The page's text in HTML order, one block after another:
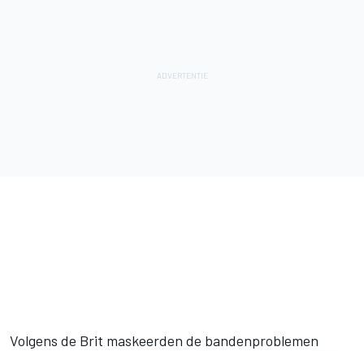
Volgens de Brit maskeerden de bandenproblemen